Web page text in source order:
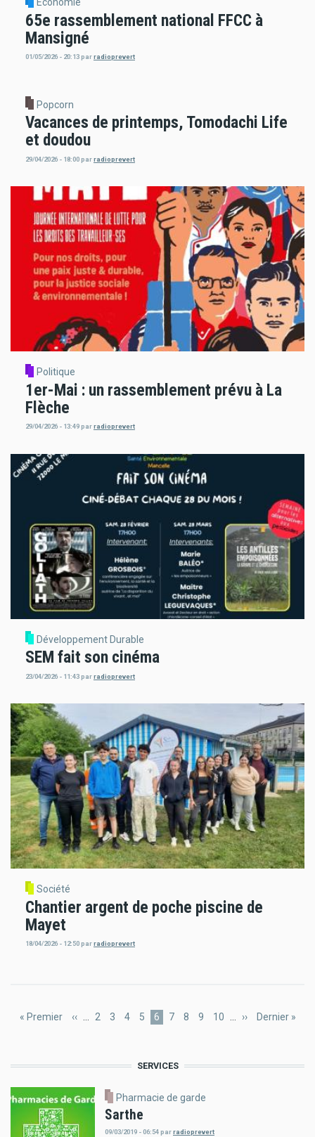
65e rassemblement national FFCC à
Mansigné
01/05/2026 - 20:13parradioprevert
Popcorn
Vacances de printemps, Tomodachi Life
et doudou
29/04/2026 - 18:00parradioprevert
Politique
1er-Mai : un rassemblement prévu à La
Flèche
29/04/2026 - 13:49parradioprevert
Développement Durable
SEM fait son cinéma
23/04/2026 - 11:43parradioprevert
Société
Chantier argent de poche piscine de
Mayet
18/04/2026 - 12:50parradioprevert
Première
« Premier
Page
‹‹ Page
2 Page
3 Page
4 Page
5
Page
6 Page
7 Page
8 Page
9 Page
10
Page
››
Dernière
Dernier »
SERVICES
Pharmacie de garde
Sarthe
09/03/2019 - 06:54parradioprevert